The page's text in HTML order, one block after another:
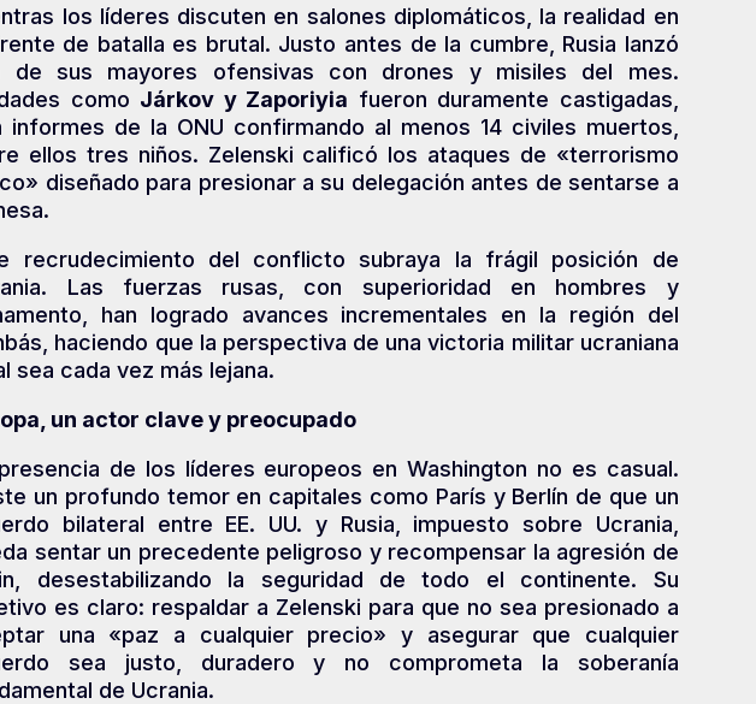
los líderes discuten en salones diplomáticos, la realidad en
de batalla es brutal. Justo antes de la cumbre, Rusia lanzó
de sus mayores ofensivas con drones y misiles del mes.
como Járkov y Zaporiyia fueron duramente castigadas,
informes de la ONU confirmando al menos 14 civiles muertos,
ellos tres niños. Zelenski calificó los ataques de «terrorismo
diseñado para presionar a su delegación antes de sentarse a
recrudecimiento del conflicto subraya la frágil posición de
Las fuerzas rusas, con superioridad en hombres y
han logrado avances incrementales en la región del
haciendo que la perspectiva de una victoria militar ucraniana
sea cada vez más lejana.
un actor clave y preocupado
de los líderes europeos en Washington no es casual.
un profundo temor en capitales como París y Berlín de que un
bilateral entre EE. UU. y Rusia, impuesto sobre Ucrania,
sentar un precedente peligroso y recompensar la agresión de
desestabilizando la seguridad de todo el continente. Su
es claro: respaldar a Zelenski para que no sea presionado a
una «paz a cualquier precio» y asegurar que cualquier
sea justo, duradero y no comprometa la soberanía
de Ucrania.